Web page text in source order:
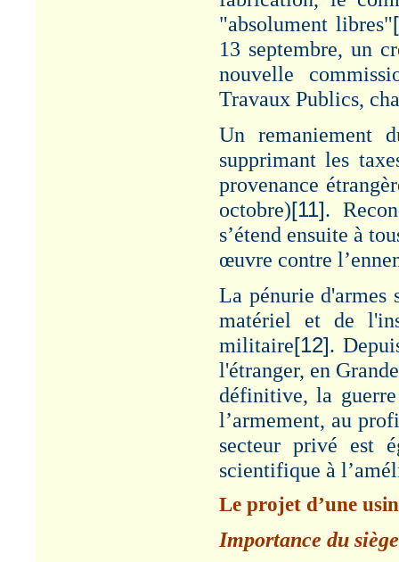
"absolument libres"
13 septembre, un
nouvelle
Travaux Publics,
Un remaniement
supprimant les
provenance
octobre)[11].
s’étend ensuite à
œuvre contre
La pénurie d'armes
matériel et de
militaire[12].
l'étranger, en
définitive, la
l’armement, au
secteur privé est
scientifique à
Le projet d’une
Importance du